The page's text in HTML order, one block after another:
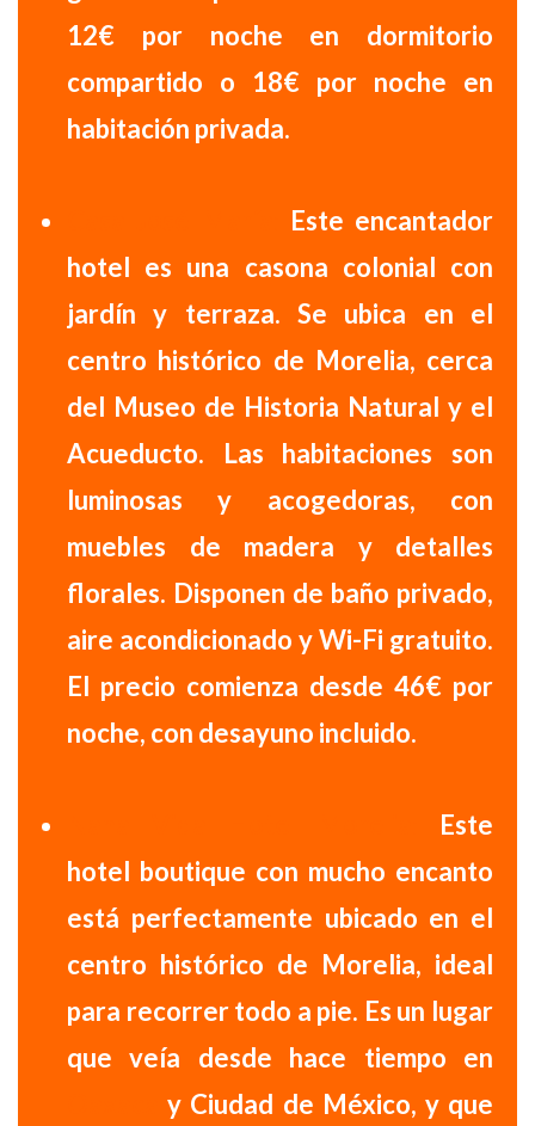
12€ por noche en dormitorio
compartido o 18€ por noche en
habitación privada.
Este encantador
hotel es una casona colonial con
jardín y terraza. Se ubica en el
centro histórico de Morelia, cerca
del Museo de Historia Natural y el
Acueducto. Las habitaciones son
luminosas y acogedoras, con
muebles de madera y detalles
florales. Disponen de baño privado,
aire acondicionado y Wi-Fi gratuito.
El precio comienza desde 46€ por
noche, con desayuno incluido.
Este
hotel boutique con mucho encanto
está perfectamente ubicado en el
centro histórico de Morelia, ideal
para recorrer todo a pie. Es un lugar
que veía desde hace tiempo en
y Ciudad de México, y que